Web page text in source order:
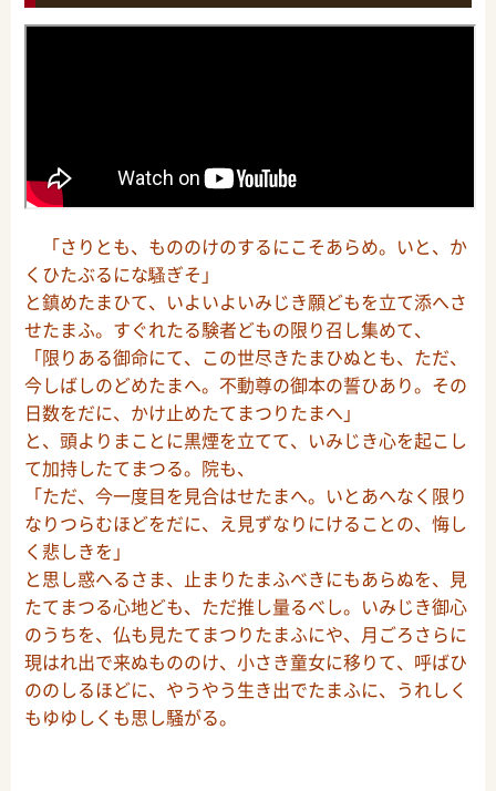
「さりとも、もののけのするにこそあらめ。いと、か
くひたぶるにな騷ぎそ」
と鎮めたまひて、いよいよいみじき願どもを立て添へさ
せたまふ。すぐれたる験者どもの限り召し集めて、
「限りある御命にて、この世尽きたまひぬとも、ただ、
今しばしのどめたまへ。不動尊の御本の誓ひあり。その
日数をだに、かけ止めたてまつりたまへ」
と、頭よりまことに黒煙を立てて、いみじき心を起こし
て加持したてまつる。院も、
「ただ、今一度目を見合はせたまへ。いとあへなく限り
なりつらむほどをだに、え見ずなりにけることの、悔し
く悲しきを」
と思し惑へるさま、止まりたまふべきにもあらぬを、見
たてまつる心地ども、ただ推し量るべし。いみじき御心
のうちを、仏も見たてまつりたまふにや、月ごろさらに
現はれ出で来ぬもののけ、小さき童女に移りて、呼ばひ
ののしるほどに、やうやう生き出でたまふに、うれしく
もゆゆしくも思し騒がる。